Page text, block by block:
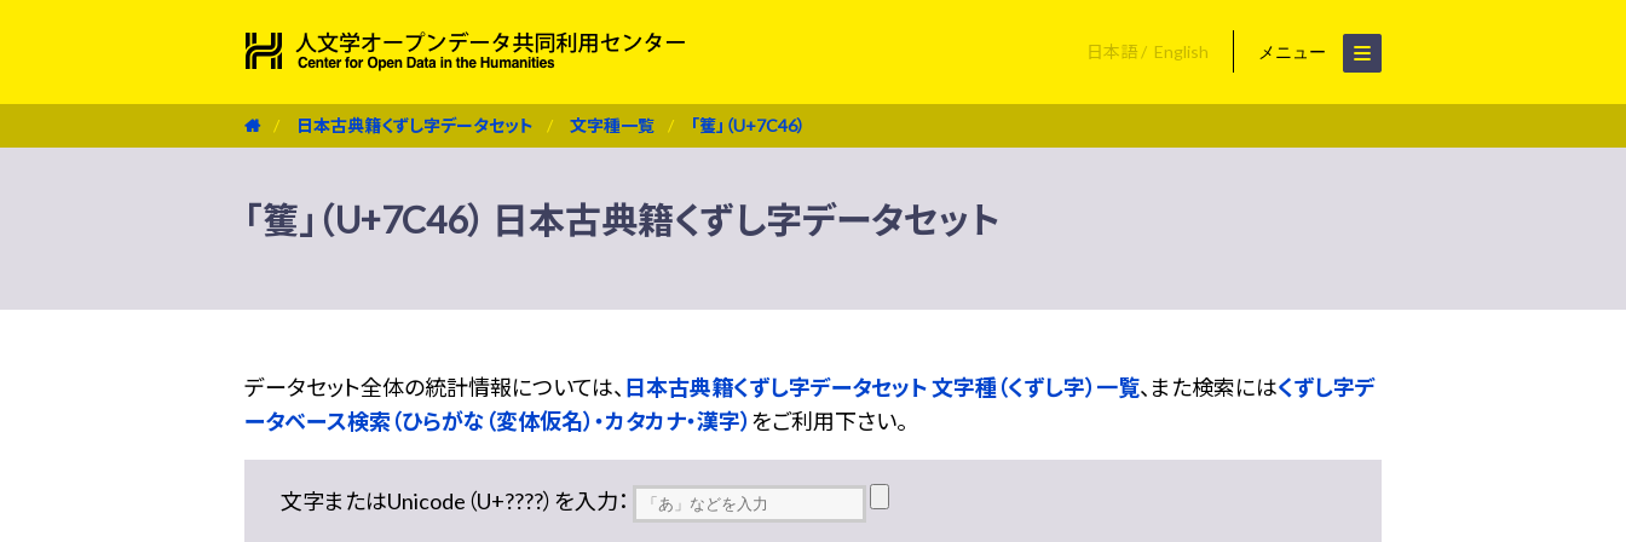
日本語 English メニュー
日本古典籍くずし字データセット 文字種一覧 「籆」（U+7C46）
「籆」（U+7C46） 日本古典籍くずし字データセット
データセット全体の統計情報については、 日本古典籍くずし字データセット 文字種（くずし字）一覧、また検索にはくずし字デ
ータベース検索（ひらがな（変体仮名）・カタカナ・漢字） をご利用下さい。
文字またはUnicode（U+????）を入力：